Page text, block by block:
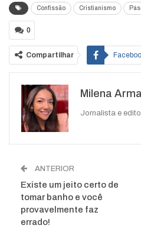
Confissão Cristianismo
0
Compartilhar
WhatsApp
Milena
Jornalista e
ANTERIOR
Existe um jeito certo de
tomar banho e você
provavelmente faz
errado!